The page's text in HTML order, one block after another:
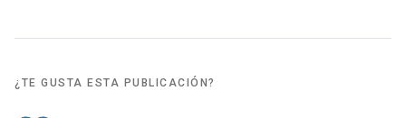
¿TE GUSTA ESTA PUBLICACIÓN?